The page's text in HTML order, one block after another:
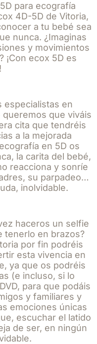
para ecografía
4D-5D de Vitoria,
a tu bebé sea
nunca. ¿Imaginas
y movimientos
¡Con ecox 5D es
especialistas en
que viváis
cita que tendréis
a la mejorada
en 5D os
la carita del bebé,
reacciona y sonríe
su parpadeo…
inolvidable.
haceros un selfie
tenerlo en brazos?
por fin podréis
esta vivencia en
ya que os podréis
(e incluso, si lo
para que podáis
y familiares y
emociones únicas
escuchar el latido
de ser, en ningún